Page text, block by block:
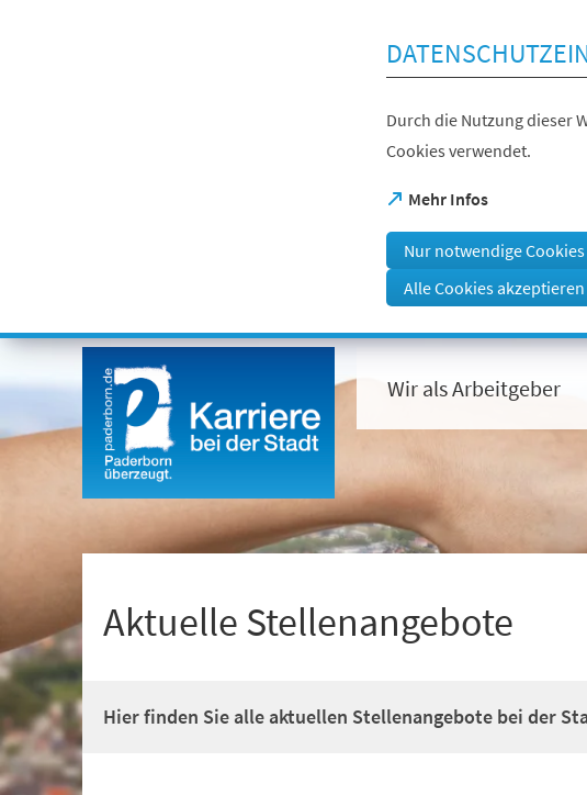
Visuelle
Assistenzsoftware
öffnen.
Tastatur
erreichbar
Durch die Nutzung dieser
Cookies verwendet.
Mehr Infos
(Öffnet
einem
neuen
Tab)
Nur notwendige Cookies
Alle Cookies akzeptieren
Wir als Arbeitgeber
Aktuelle Stellenangebote
Hier finden Sie alle aktuellen Stellenangebote bei der